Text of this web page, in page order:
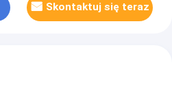
Skontaktuj się teraz